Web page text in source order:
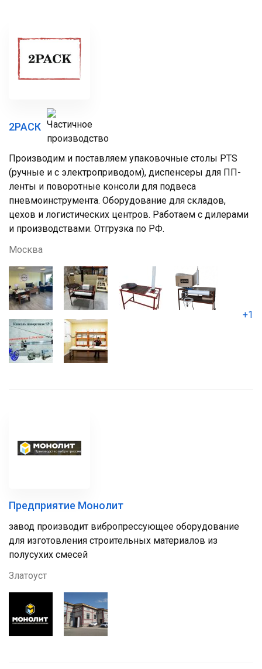
2РАСК
Производим и поставляем упаковочные столы PTS
(ручные и с электроприводом), диспенсеры для ПП-
ленты и поворотные консоли для подвеса
пневмоинструмента. Оборудование для складов,
цехов и логистических центров. Работаем с дилерами
и производствами. Отгрузка по РФ.
Москва
+1
Предприятие Монолит
завод производит вибропрессующее оборудование
для изготовления строительных материалов из
полусухих смесей
Златоуст